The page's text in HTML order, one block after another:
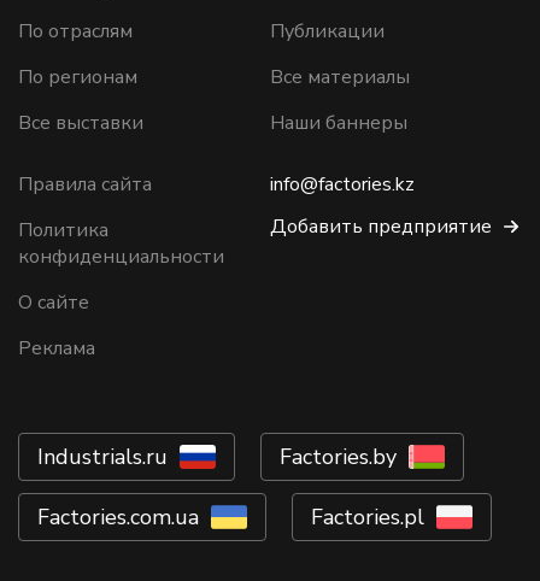
По отраслям
По регионам
Все выставки
Публикации
Все материалы
Наши баннеры
Правила сайта
Политика
конфиденциальности
О сайте
Реклама
info@factories.kz
Добавить предприятие
Industrials.ru Factories.by
Factories.com.ua Factories.pl